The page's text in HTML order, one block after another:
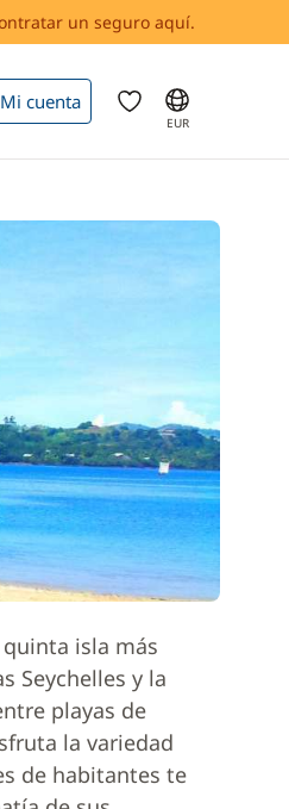
un seguro aquí.
Mi cuenta
EUR
isla más
Seychelles y la
playas de
la variedad
de habitantes te